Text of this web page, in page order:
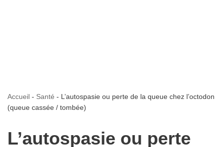
Accueil - Santé - L’autospasie ou perte de la queue chez l’octodon
(queue cassée / tombée)
L’autospasie ou perte